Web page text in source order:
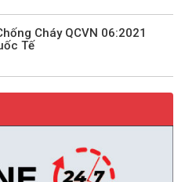
Cháy QCVN 06:2021
Tế